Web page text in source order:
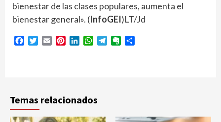
bienestar de las clases populares, aumenta el
bienestar general». (InfoGEI)LT/Jd
Facebook
Twitter
Email PinterestLinkedInWhatsApp
TelegramEvernote
Temas relacionados